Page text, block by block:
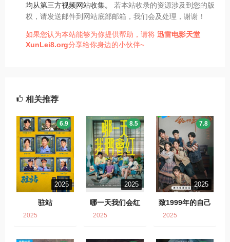
均从第三方视频网站收集。 若本站收录的资源涉及到您的版
权，请发送邮件到网站底部邮箱，我们会及处理，谢谢！
如果您认为本站能够为你提供帮助，请将 迅雷电影天堂
XunLei8.org分享给你身边的小伙伴~
相关推荐
2025
驻站
6.9
2025
2025
哪一天我们会红
8.5
2025
2025
致1999年的自己
7.8
2025